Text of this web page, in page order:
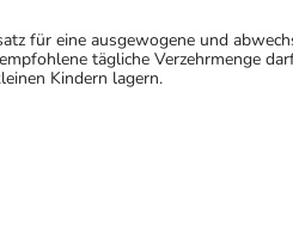
für eine ausgewogene und
tägliche Verzehrmenge
Kindern lagern.